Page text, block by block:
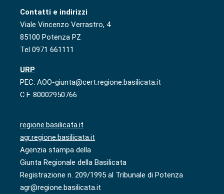
Contatti e indirizzi
Viale Vincenzo Verrastro, 4
85100 Potenza PZ
Tel 0971 661111
URP
PEC: AOO-giunta@cert.regione.basilicata.it
C.F. 80002950766
regione.basilicata.it
agr.regione.basilicata.it
Agenzia stampa della
Giunta Regionale della Basilicata
Registrazione n. 209/1995 al Tribunale di Potenza
agr@regione.basilicata.it